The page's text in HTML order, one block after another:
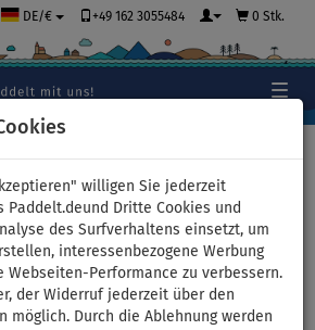
willigen Sie jederzeit
Paddelt.deund Dritte Cookies und
des Surfverhaltens einsetzt, um
interessenbezogene Werbung
Webseiten-Performance zu verbessern.
der Widerruf jederzeit über den
möglich. Durch die Ablehnung werden
DE/€ +49 162 3055484 0 Stk.
Black -